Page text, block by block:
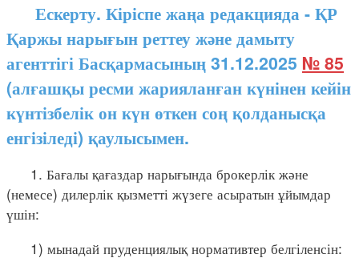
Ескерту. Кіріспе жаңа редакцияда - ҚР
Қаржы нарығын реттеу және дамыту
агенттігі Басқармасының 31.12.2025 № 85
(алғашқы ресми жарияланған күнінен кейін
күнтізбелік он күн өткен соң қолданысқа
енгізіледі) қаулысымен.
1. Бағалы қағаздар нарығында брокерлік және
(немесе) дилерлік қызметті жүзеге асыратын ұйымдар
үшін:
1) мынадай пруденциялық нормативтер белгіленсін: